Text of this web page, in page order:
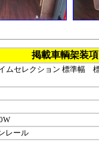
掲載車輌架装項
ムセレクション 標準幅
レール